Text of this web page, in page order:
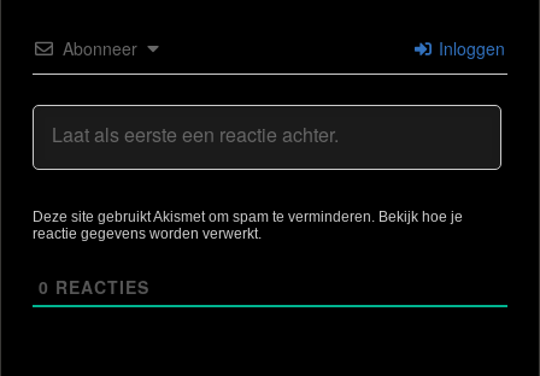
Abonneer Inloggen
Deze site gebruikt Akismet om spam te verminderen. Bekijk hoe je
reactie gegevens worden verwerkt.
0 REACTIES